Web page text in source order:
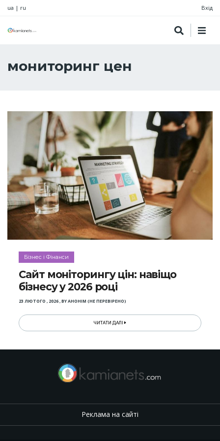
ua | ru Вхід
мониторинг цен
Бізнес і Фінанси
Сайт моніторингу цін: навіщо
бізнесу у 2026 році
23 ЛЮТОГО , 2026,BYАНОНІМ (НЕ ПЕРЕВІРЕНО)
ЧИТАТИ ДАЛІ
Реклама на сайті